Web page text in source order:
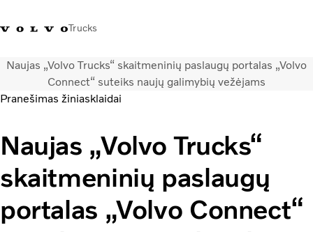
Trucks
+ 370 610 19991 Volvo Trucks parduotuvėPrisijungtiLietuva
Sunkvežimiai
Paslaugos
Volvo Truck Builder
Kontaktai
Naujienos
Apie mus
Naujas „Volvo Trucks“ skaitmeninių paslaugų portalas „Volvo
Connect“ suteiks naujų galimybių vežėjams
Pranešimas žiniasklaidai
Naujas „Volvo Trucks“
skaitmeninių paslaugų
portalas „Volvo Connect“